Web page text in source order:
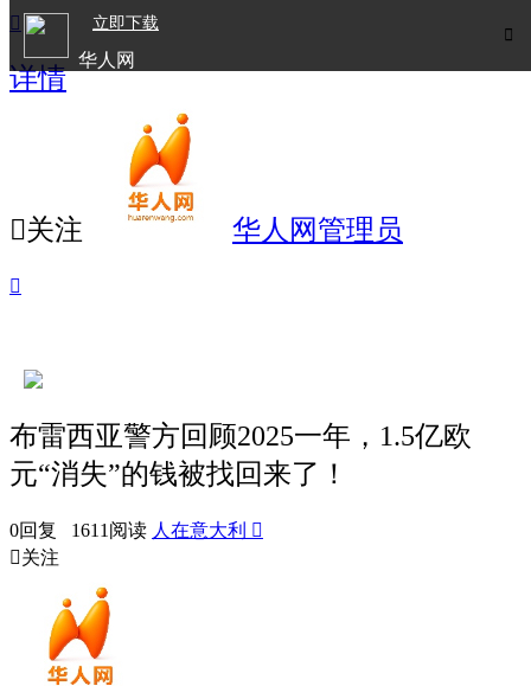

立即下载
华人网

详情
关注 华人网管理员

布雷西亚警方回顾2025一年，1.5亿欧
元“消失”的钱被找回来了！
0回复 1611阅读 人在意大利 
关注